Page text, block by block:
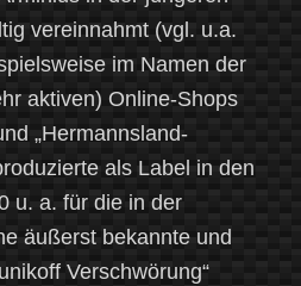
vereinnahmt (vgl. u.a.
im Namen der
aktiven) Online-Shops
„Hermannsland-
als Label in den
u. a. für die in der
äußerst bekannte und
Verschwörung“